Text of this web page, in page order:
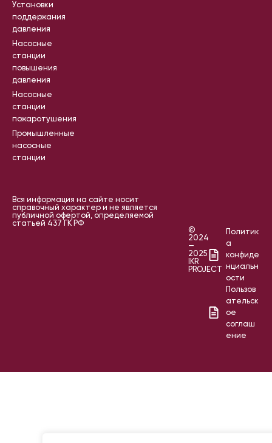
Установки
поддержания
давления
Насосные
станции
повышения
давления
Насосные
станции
пожаротушения
Промышленные
насосные
станции
Вся информация на сайте носит
справочный характер и не является
публичной офертой, определяемой
статьей 437 ГК РФ
©
2024
—
2025
IKR
PROJECT
Политик
а
конфиде
нциальн
ости
Пользов
ательск
ое
соглаш
ение